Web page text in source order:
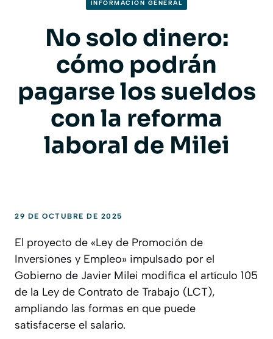
INFORMACION GENERAL
No solo dinero:
cómo podrán
pagarse los sueldos
con la reforma
laboral de Milei
29 DE OCTUBRE DE 2025
El proyecto de «Ley de Promoción de
Inversiones y Empleo» impulsado por el
Gobierno de Javier Milei modifica el artículo 105
de la Ley de Contrato de Trabajo (LCT),
ampliando las formas en que puede
satisfacerse el salario.